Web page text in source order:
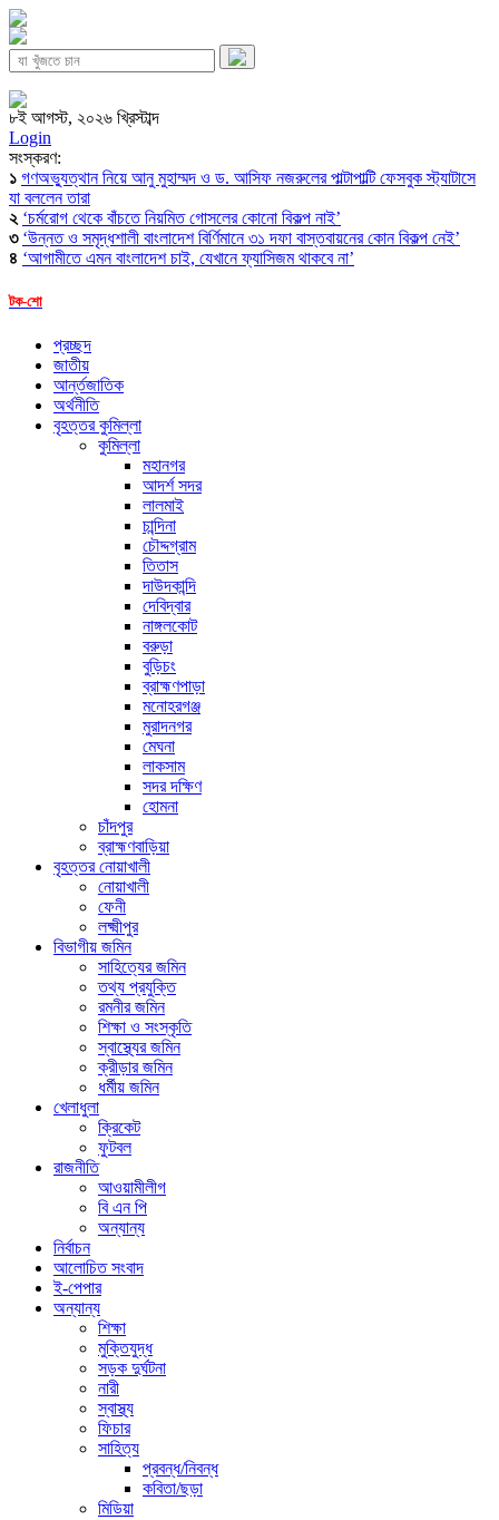
৮ই আগস্ট, ২০২৬ খ্রিস্টাব্দ
Login
সংস্করণ:
১ গণঅভ্যুত্থান নিয়ে আনু মুহাম্মদ ও ড. আসিফ নজরুলের পাল্টাপাল্টি ফেসবুক স্ট্যাটাসে
যা বললেন তারা
২ ‘চর্মরোগ থেকে বাঁচতে নিয়মিত গোসলের কোনো বিকল্প নাই’
৩ ‘উন্নত ও সমৃদ্ধশালী বাংলাদেশ বির্ণিমানে ৩১ দফা বাস্তবায়নের কোন বিকল্প নেই’
৪ ‘আগামীতে এমন বাংলাদেশ চাই, যেখানে ফ্যাসিজম থাকবে না’
টক-শো
প্রচ্ছদ
জাতীয়
আর্ন্তজাতিক
অর্থনীতি
বৃহত্তর কুমিল্লা
কুমিল্লা
মহানগর
আদর্শ সদর
লালমাই
চান্দিনা
চৌদ্দগ্রাম
তিতাস
দাউদকান্দি
দেবিদ্বার
নাঙ্গলকোট
বরুড়া
বুড়িচং
ব্রাহ্মণপাড়া
মনোহরগঞ্জ
মুরাদনগর
মেঘনা
লাকসাম
সদর দক্ষিণ
হোমনা
চাঁদপুর
ব্রাহ্মণবাড়িয়া
বৃহত্তর নোয়াখালী
নোয়াখালী
ফেনী
লক্ষ্মীপুর
বিভাগীয় জমিন
সাহিত্যের জমিন
তথ্য প্রযুক্তি
রমনীর জমিন
শিক্ষা ও সংস্কৃতি
স্বাস্থ্যের জমিন
ক্রীড়ার জমিন
ধর্মীয় জমিন
খেলাধুলা
ক্রিকেট
ফুটবল
রাজনীতি
আওয়ামীলীগ
বি এন পি
অন্যান্য
নির্বাচন
আলোচিত সংবাদ
ই-পেপার
অন্যান্য
শিক্ষা
মুক্তিযুদ্ধ
সড়ক দুর্ঘটনা
নারী
স্বাস্থ্য
ফিচার
সাহিত্য
প্রবন্ধ/নিবন্ধ
কবিতা/ছড়া
মিডিয়া